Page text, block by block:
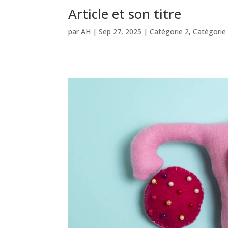
Article et son titre
parAH |Sep 27, 2025 |Catégorie 2,Catégorie